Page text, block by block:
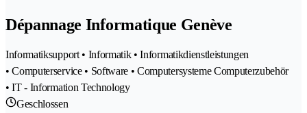
Dépannage Informatique Genève
Informatiksupport • Informatik • Informatikdienstleistungen
• Computerservice • Software • Computersysteme Computerzubehör
• IT - Information Technology
Geschlossen